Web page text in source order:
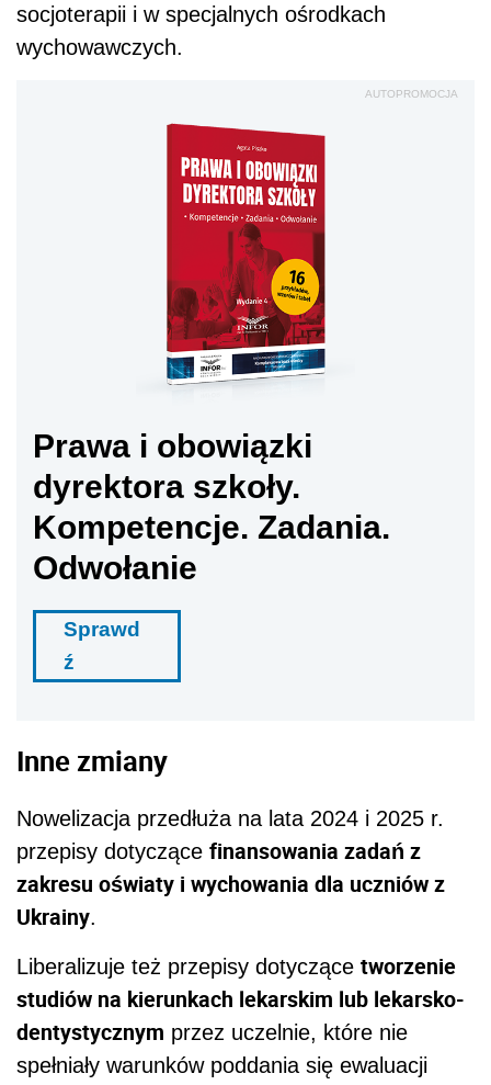
socjoterapii i w specjalnych ośrodkach
wychowawczych.
AUTOPROMOCJA
Prawa i obowiązki
dyrektora szkoły.
Kompetencje. Zadania.
Odwołanie
Sprawd
ź
Inne zmiany
Nowelizacja przedłuża na lata 2024 i 2025 r.
przepisy dotyczące finansowania zadań z
zakresu oświaty i wychowania dla uczniów z
Ukrainy.
Liberalizuje też przepisy dotyczące tworzenie
studiów na kierunkach lekarskim lub lekarsko-
dentystycznym przez uczelnie, które nie
spełniały warunków poddania się ewaluacji